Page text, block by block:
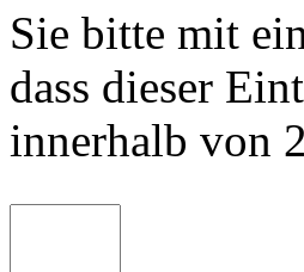
Sie bitte mit
dass dieser
innerhalb von